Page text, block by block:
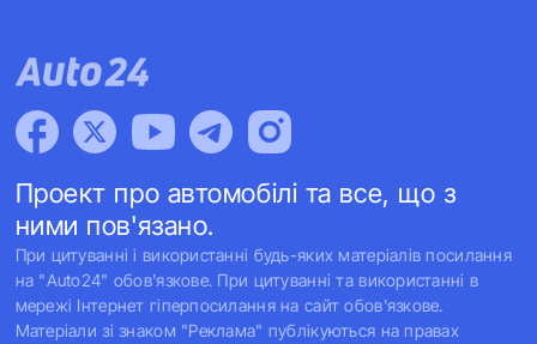
Проект про автомобілі та все, що з
ними пов'язано.
При цитуванні і використанні будь-яких матеріалів посилання
на "Auto24" обов'язкове. При цитуванні та використанні в
мережі Інтернет гіперпосилання на сайт обов'язкове.
Матеріали зі знаком "Реклама" публікуються на правах